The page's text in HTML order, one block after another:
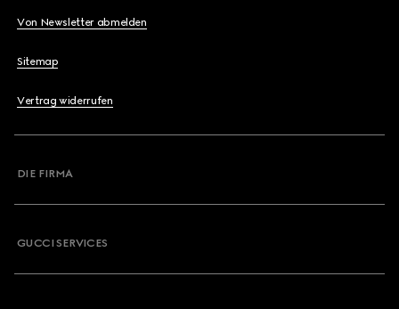
Von Newsletter abmelden
Sitemap
Vertrag widerrufen
DIE FIRMA
GUCCI SERVICES